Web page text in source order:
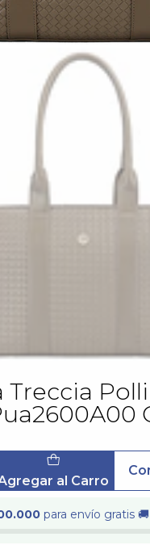
Treccia
al Carro
para envío gratis 🚚